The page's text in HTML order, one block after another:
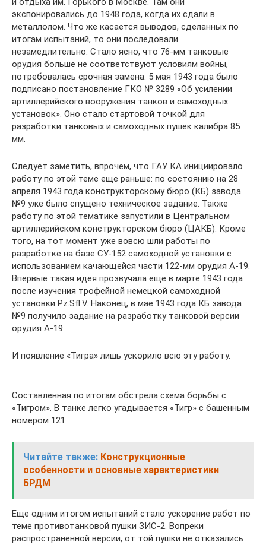
экспонировались до 1948 года, когда их сдали в
металлолом. Что же касается выводов, сделанных по
итогам испытаний, то они последовали
незамедлительно. Стало ясно, что 76-мм танковые
орудия больше не соответствуют условиям войны,
потребовалась срочная замена. 5 мая 1943 года было
подписано постановление ГКО № 3289 «Об усилении
артиллерийского вооружения танков и самоходных
установок». Оно стало стартовой точкой для
разработки танковых и самоходных пушек калибра 85
мм.
Следует заметить, впрочем, что ГАУ КА инициировало
работу по этой теме еще раньше: по состоянию на 28
апреля 1943 года конструкторскому бюро (КБ) завода
№9 уже было спущено техническое задание. Также
работу по этой тематике запустили в Центральном
артиллерийском конструкторском бюро (ЦАКБ). Кроме
того, на тот момент уже вовсю шли работы по
разработке на базе СУ-152 самоходной установки с
использованием качающейся части 122-мм орудия А-19.
Впервые такая идея прозвучала еще в марте 1943 года
после изучения трофейной немецкой самоходной
установки Pz.Sfl.V. Наконец, в мае 1943 года КБ завода
№9 получило задание на разработку танковой версии
орудия А-19.
И появление «Тигра» лишь ускорило всю эту работу.
Составленная по итогам обстрела схема борьбы с
«Тигром». В танке легко угадывается «Тигр» с башенным
номером 121
Читайте также: Конструкционные
особенности и основные характеристики
БРДМ
Еще одним итогом испытаний стало ускорение работ по
теме противотанковой пушки ЗИС-2. Вопреки
распространенной версии, от той пушки не отказались